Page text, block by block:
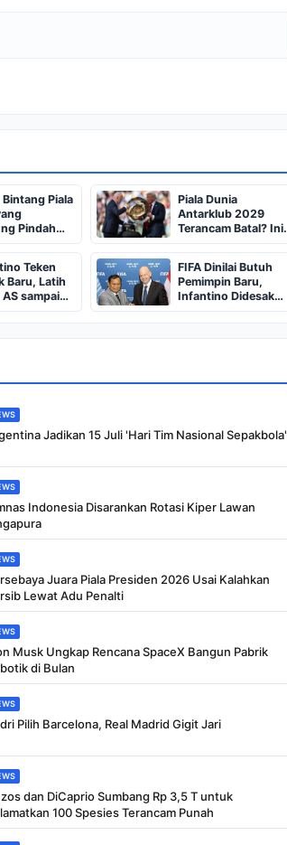
Bintang Piala
Pindah
Piala Dunia
Antarklub 2029
Terancam Batal? Ini
Masalahnya
Teken
Baru, Latih
sampai
FIFA Dinilai Butuh
Pemimpin Baru,
Infantino Didesak
Mundur
Jadikan 15 Juli 'Hari Tim Nasional Sepakbola'
Indonesia Disarankan Rotasi Kiper Lawan
Juara Piala Presiden 2026 Usai Kalahkan
Lewat Adu Penalti
Musk Ungkap Rencana SpaceX Bangun Pabrik
di Bulan
Pilih Barcelona, Real Madrid Gigit Jari
dan DiCaprio Sumbang Rp 3,5 T untuk
100 Spesies Terancam Punah